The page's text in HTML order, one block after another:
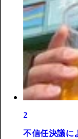
2
不信任決議に